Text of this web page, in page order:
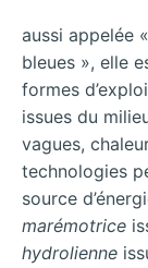
aussi appelée
bleues », elle
formes
issues du
vagues,
technologies
source
marémotrice
hydrolienne